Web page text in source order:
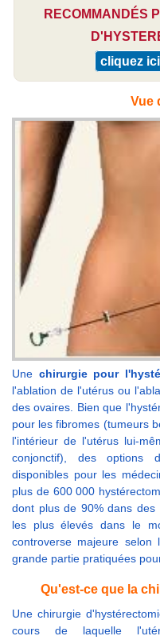
RECOMMANDÉS
cliquez ici
Vue
Une chirurgie pour
l'ablation de l'utérus ou
des ovaires. Bien que
pour les fibromes (tumeurs
l'intérieur de l'utérus lui-
conjonctif), des options
disponibles pour les
plus de 600 000
dont plus de 90% dans des
les plus élevés dans le
controverse majeure selon
grande partie pratiquées
Qu'est-ce que la
Une chirurgie
cours de laquelle